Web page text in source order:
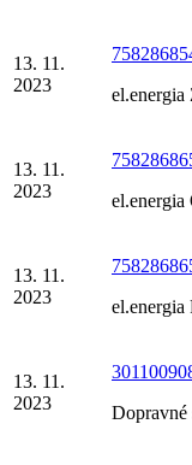
13. 11.
2023
el.energia
13. 11.
2023
el.energia
13. 11.
2023
el.energia
13. 11.
2023
Dopravné